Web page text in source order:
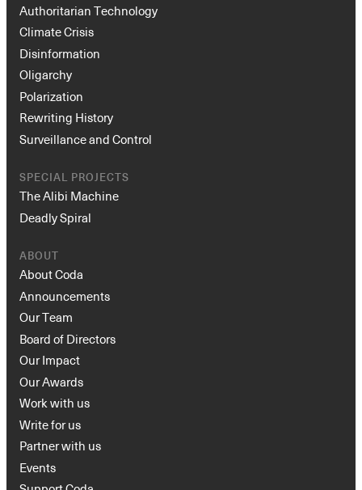
Authoritarian Technology
Climate Crisis
Disinformation
Oligarchy
Polarization
Rewriting History
Surveillance and Control
SPECIAL PROJECTS
The Alibi Machine
Deadly Spiral
ABOUT
About Coda
Announcements
Our Team
Board of Directors
Our Impact
Our Awards
Work with us
Write for us
Partner with us
Events